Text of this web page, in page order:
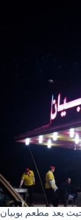
يعد مطعم بوبيان